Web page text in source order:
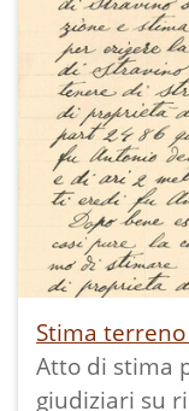
primi anni
La
fotografie:
Stima
Atto di stima
giudiziari su